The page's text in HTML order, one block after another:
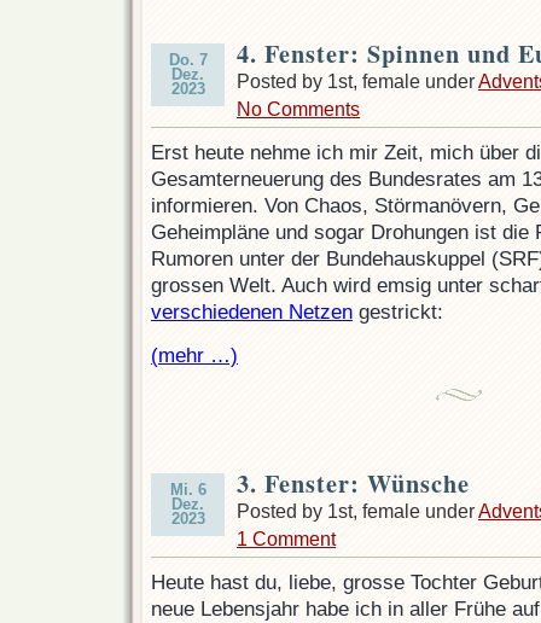
Do. 7
Dez.
2023
4. Fenster: Spinnen und
Posted by 1st, female under
No Comments
Erst heute nehme ich mir Zeit, mich über
Gesamterneuerung des Bundesrates am
informieren. Von Chaos, Störmanövern,
Geheimpläne und sogar Drohungen ist die
Rumoren unter der Bundehauskuppel
grossen Welt. Auch wird emsig unter
verschiedenen Netzen gestrickt:
(mehr …)
Mi. 6
Dez.
2023
3. Fenster: Wünsche
Posted by 1st, female under
1 Comment
Heute hast du, liebe, grosse Tochter
neue Lebensjahr habe ich in aller Frühe